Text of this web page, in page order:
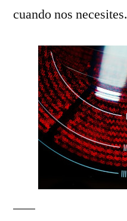
cuando nos necesites.